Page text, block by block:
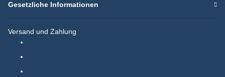
Gesetzliche Informationen
Versand und Zahlung